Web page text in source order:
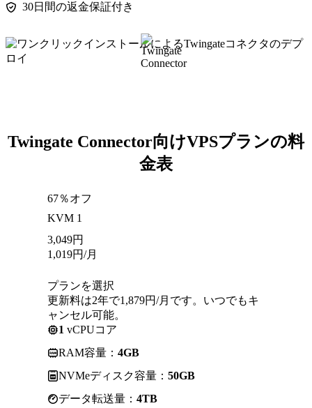
30日間の返金保証付き
Twingate Connector向けVPSプランの料
金表
67％オフ
KVM 1
3,049円
1,019円/月
プランを選択
更新料は2年で1,879円/月です。いつでもキ
ャンセル可能。
1 vCPUコア
RAM容量： 4GB
NVMeディスク容量： 50GB
データ転送量： 4TB